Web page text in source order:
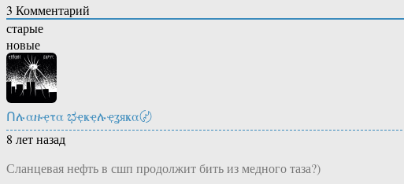
3 Комментарий
старые
новые
Ոሉαዙҿτα ಭҿҝҿሉҿʓяҝα〄
8 лет назад
Сланцевая нефть в сшп продолжит бить из медного таза?)